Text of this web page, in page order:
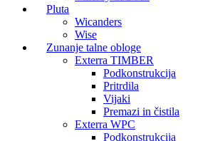
Pluta
Wicanders
Wise
Zunanje talne obloge
Exterra TIMBER
Podkonstrukcija
Pritrdila
Vijaki
Premazi in čistila
Exterra WPC
Podkonstrukcija